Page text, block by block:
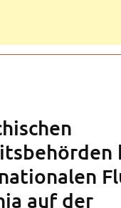
auf der